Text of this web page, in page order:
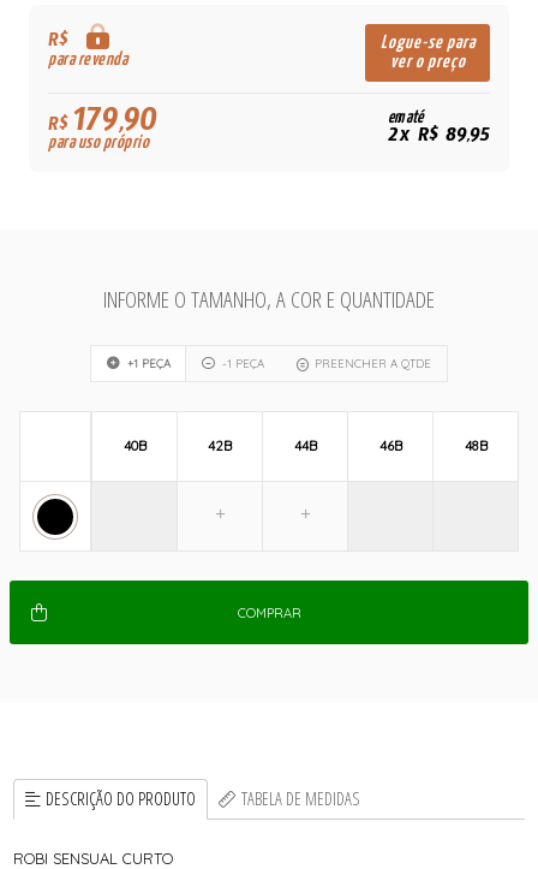
R$
para revenda
Logue-se para
ver o preço
R$179,90
para uso próprio
em até
2x R$ 89,95
INFORME O TAMANHO, A COR E QUANTIDADE
+1 PEÇA -1 PEÇA PREENCHER A QTDE
40B 42B 44B 46B 48B
COMPRAR
DESCRIÇÃO DO PRODUTO TABELA DE MEDIDAS
ROBI SENSUAL CURTO